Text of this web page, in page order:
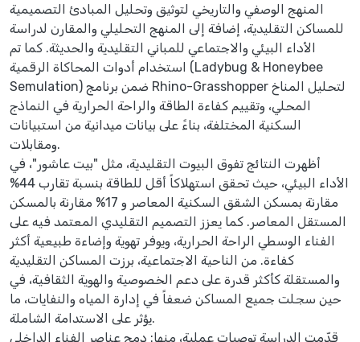
المنهج الوصفي والتاريخي لتوثيق وتحليل المبادئ التصميمية
للمساكن التقليدية، إضافة إلى المنهج التحليلي والمقارن لدراسة
الأداء البيئي والاجتماعي للمباني التقليدية والحديثة. كما تم
استخدام أدوات المحاكاة الرقمية (Ladybug & Honeybee
Semulation) ضمن برنامج Rhino-Grasshopper لتحليل المناخ
المحلي، وتقييم كفاءة الطاقة والراحة الحرارية في النماذج
السكنية المختلفة، بناءً على بيانات ميدانية من استبيانات
ومقابلات.
أظهرت النتائج تفوق البيوت التقليدية، مثل "بيت عاشور"، في
الأداء البيئي، حيث تحقق استهلاكاً أقل للطاقة بنسبة تقارب 44%
مقارنة بمسكن الشقق السكنية المعاصر و 17% مقارنة بالمسكن
المستقل المعاصر. كما يعزز التصميم التقليدي المعتمد فيه على
الفناء الوسطي الراحة الحرارية، ويوفر تهوية وإضاءة طبيعية أكثر
كفاءة. من الناحية الاجتماعية، برزت المساكن التقليدية
والمستقلة كأكثر قدرة على دعم الخصوصية والهوية الثقافية، في
حين سجلت جميع المساكن ضعفاً في إدارة المياه والنفايات، ما
يؤثر على الاستدامة الشاملة.
قدّمت الدراسة توصيات عملية، منها: دمج عناصر الفناء الداخلي